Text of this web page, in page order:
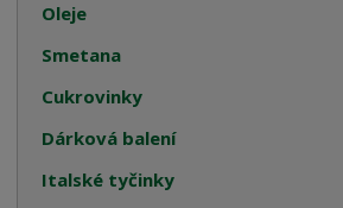
Oleje
Smetana
Cukrovinky
Dárková balení
Italské tyčinky